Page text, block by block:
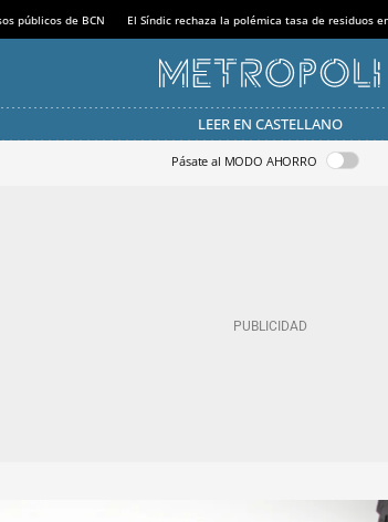
públicos de BCN El Síndic rechaza la polémica tasa de residuos
LEER EN CASTELLANO
Pásate al MODO AHORRO